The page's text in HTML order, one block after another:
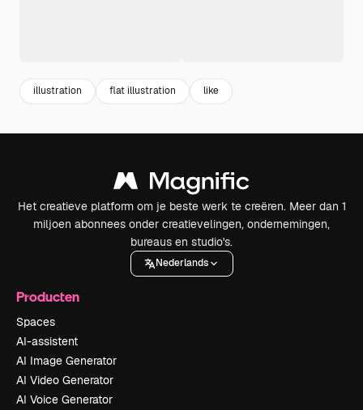
illustration flat illustration like
Het creatieve platform om je beste werk te creëren. Meer dan 1
miljoen abonnees onder creatievelingen, ondernemingen,
bureaus en studio's.
Nederlands
Producten
Spaces
AI-assistent
AI Image Generator
AI Video Generator
AI Voice Generator